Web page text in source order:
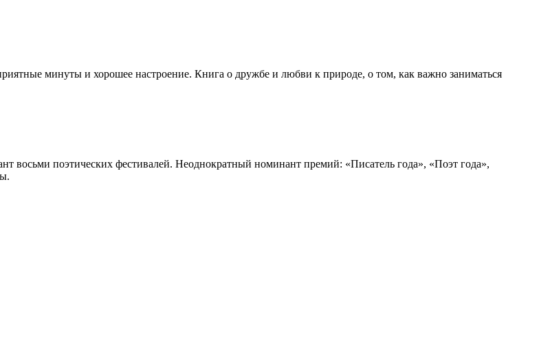
минуты и хорошее настроение. Книга о дружбе и любви к природе, о том, как важно заниматься
восьми поэтических фестивалей. Неоднократный номинант премий: «Писатель года», «Поэт года»,